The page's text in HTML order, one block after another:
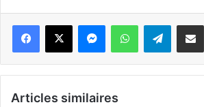
WhatsApp Telegram
Articles similaires